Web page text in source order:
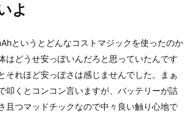
よ
というとどんなコストマジックを使ったのか
はどうせ安っぽいんだろと思っていたんです
それほど安っぽさは感じませんでした。まぁ
叩くとコンコン言いますが、バッテリーが詰
且つマッドチックなので中々良い触り心地で